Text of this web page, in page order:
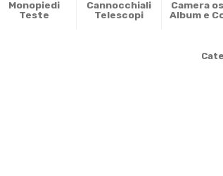
Monopiedi
Teste
Cannocchiali
Telescopi
Camera
Album e